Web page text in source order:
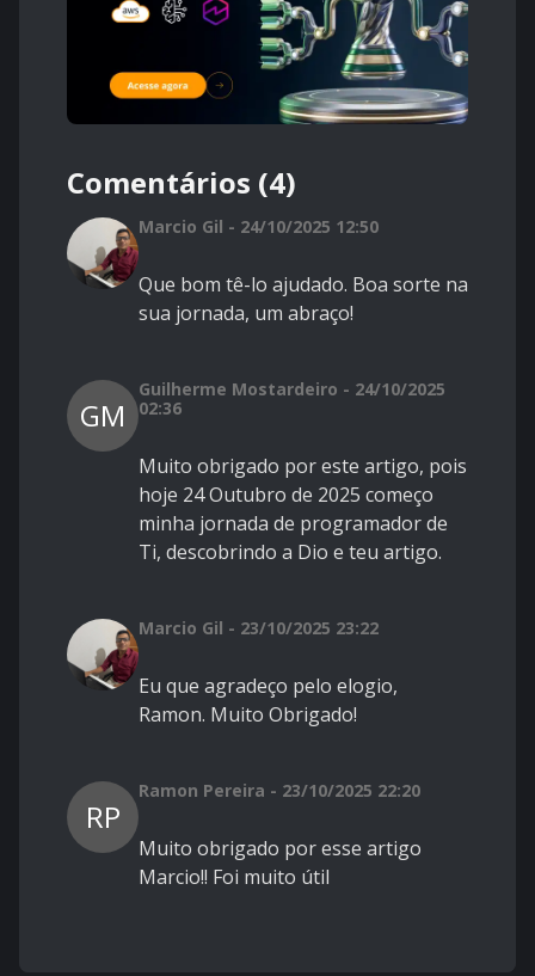
Comentários (4)
Marcio Gil - 24/10/2025 12:50
Que bom tê-lo ajudado. Boa sorte na
sua jornada, um abraço!
GM
Guilherme Mostardeiro - 24/10/2025
02:36
Muito obrigado por este artigo, pois
hoje 24 Outubro de 2025 começo
minha jornada de programador de
Ti, descobrindo a Dio e teu artigo.
Marcio Gil - 23/10/2025 23:22
Eu que agradeço pelo elogio,
Ramon. Muito Obrigado!
RP
Ramon Pereira - 23/10/2025 22:20
Muito obrigado por esse artigo
Marcio!! Foi muito útil